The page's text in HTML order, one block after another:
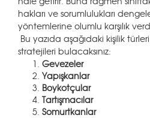
hakları ve sorumlulukları
yöntemlerine olumlu karşılık
Bu yazıda aşağıdaki kişilik
stratejileri bulacaksınız:
Gevezeler
Yapışkanlar
Boykotçular
Tartışmacılar
Somurtkanlar